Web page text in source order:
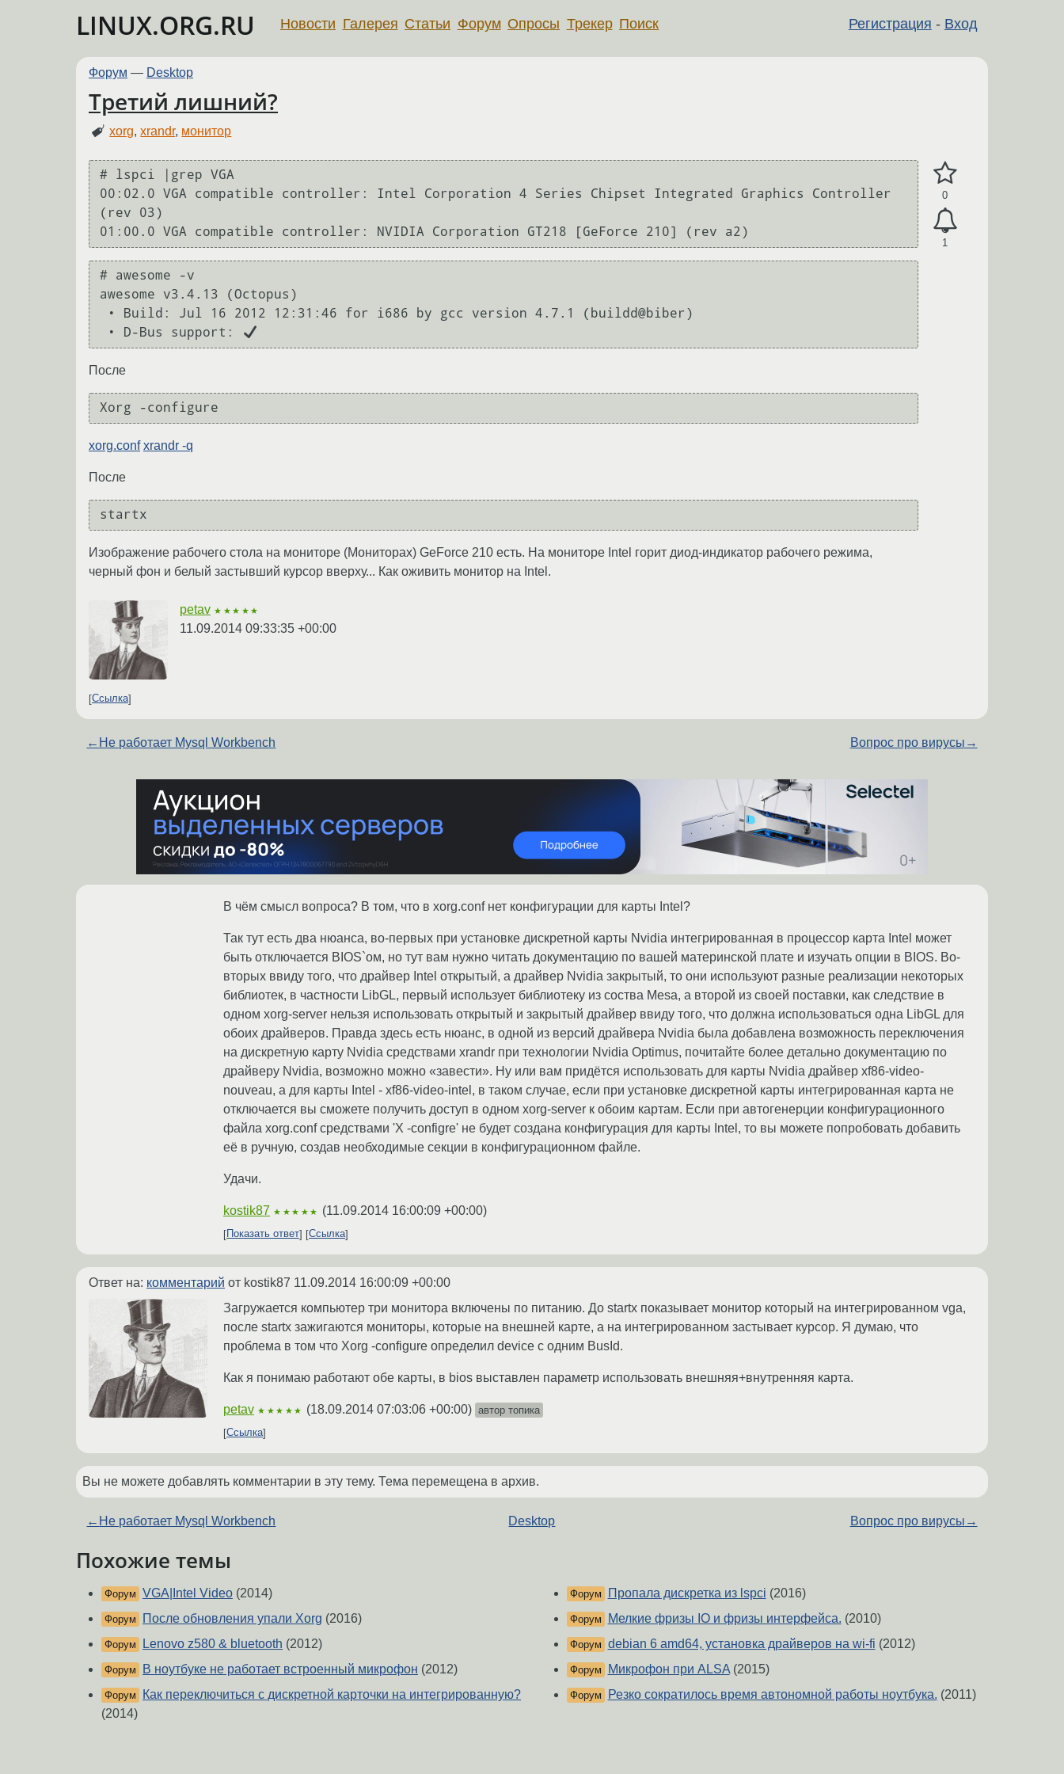
LINUX.ORG.RU Регистрация - Вход
Новости Галерея Статьи Форум Опросы Трекер Поиск
Форум — Desktop
Третий лишний?
xorg,xrandr, монитор
0
1
# lspci |grep VGA
00:02.0 VGA compatible controller: Intel Corporation 4 Series Chipset Integrated Graphics Controller
(rev 03)
# awesome -v
awesome v3.4.13 (Octopus)
• D-Bus support:
После
xorg.conf xrandr -q
После
Изображение рабочего стола на мониторе (Мониторах) GeForce 210 есть. На мониторе Intel горит диод-индикатор рабочего режима,
черный фон и белый застывший курсор вверху... Как оживить монитор на Intel.
petav ★★★★★
11.09.2014 09:33:35 +00:00
Ссылка
← Не работает Mysql Workbench Вопрос про вирусы →
В чём смысл вопроса? В том, что в xorg.conf нет конфигурации для карты Intel?
Так тут есть два нюанса, во-первых при установке дискретной карты Nvidia интегрированная в процессор карта Intel может
быть отключается BIOS`ом, но тут вам нужно читать документацию по вашей материнской плате и изучать опции в BIOS. Во-
вторых ввиду того, что драйвер Intel открытый, а драйвер Nvidia закрытый, то они используют разные реализации некоторых
библиотек, в частности LibGL, первый использует библиотеку из соства Mesa, а второй из своей поставки, как следствие в
одном xorg-server нельзя использовать открытый и закрытый драйвер ввиду того, что должна использоваться одна LibGL для
обоих драйверов. Правда здесь есть нюанс, в одной из версий драйвера Nvidia была добавлена возможность переключения
на дискретную карту Nvidia средствами xrandr при технологии Nvidia Optimus, почитайте более детально документацию по
драйверу Nvidia, возможно можно «завести». Ну или вам придётся использовать для карты Nvidia драйвер xf86-video-
nouveau, а для карты Intel - xf86-video-intel, в таком случае, если при установке дискретной карты интегрированная карта не
отключается вы сможете получить доступ в одном xorg-server к обоим картам. Если при автогенерции конфигурационного
файла xorg.conf средствами 'X -configre' не будет создана конфигурация для карты Intel, то вы можете попробовать добавить
её в ручную, создав необходимые секции в конфигурационном файле.
Удачи.
kostik87 ★★★★★ (11.09.2014 16:00:09 +00:00)
Показать ответ Ссылка
Ответ на: комментарий от kostik87 11.09.2014 16:00:09 +00:00
Загружается компьютер три монитора включены по питанию. До startx показывает монитор который на интегрированном vga,
после startx зажигаются мониторы, которые на внешней карте, а на интегрированном застывает курсор. Я думаю, что
проблема в том что Xorg -configure определил device с одним BusId.
Как я понимаю работают обе карты, в bios выставлен параметр использовать внешняя+внутренняя карта.
petav ★★★★★ (18.09.2014 07:03:06 +00:00) автор топика
Ссылка
Вы не можете добавлять комментарии в эту тему. Тема перемещена в архив.
← Не работает Mysql Workbench Desktop Вопрос про вирусы →
Похожие темы
Форум VGA|Intel Video (2014)
Форум После обновления упали Xorg (2016)
Форум Lenovo z580 & bluetooth (2012)
Форум В ноутбуке не работает встроенный микрофон (2012)
Форум
Как переключиться с дискретной карточки на интегрированную?
(2014)
Форум Пропала дискретка из lspci (2016)
Форум Мелкие фризы IO и фризы интерфейса. (2010)
Форум debian 6 amd64, установка драйверов на wi-fi (2012)
Форум Микрофон при ALSA(2015)
Форум Резко сократилось время автономной работы ноутбука. (2011)